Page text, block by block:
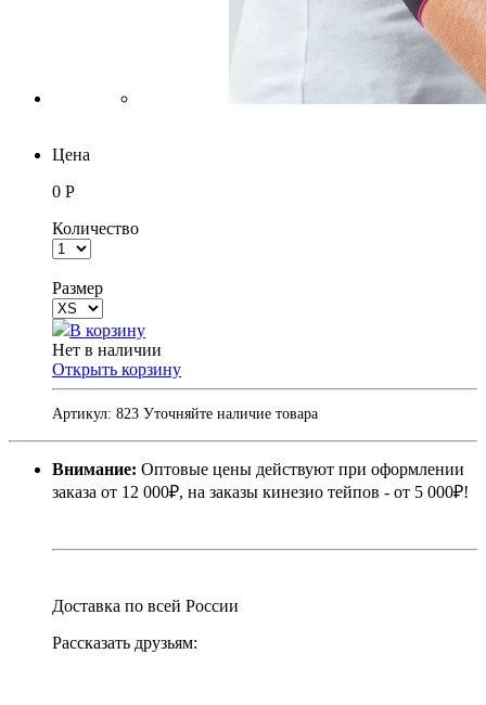
Цена
0 Р
Количество
Размер
В корзину
Нет в наличии
Открыть корзину
Артикул: 823 Уточняйте наличие товара
Внимание: Оптовые цены действуют при оформлении
заказа от 12 000₽, на заказы кинезио тейпов - от 5 000₽!
Доставка по всей России
Рассказать друзьям: